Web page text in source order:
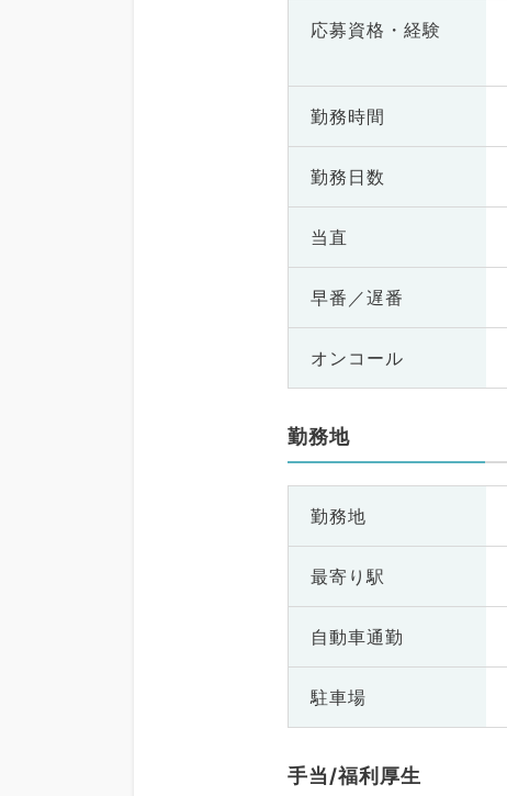
応募資格・ 経験
勤務時間
勤務日数
当直
早番／遅番
オンコール
勤務地
勤務地
最寄り駅
自動車通勤
駐車場
手当/福利厚生